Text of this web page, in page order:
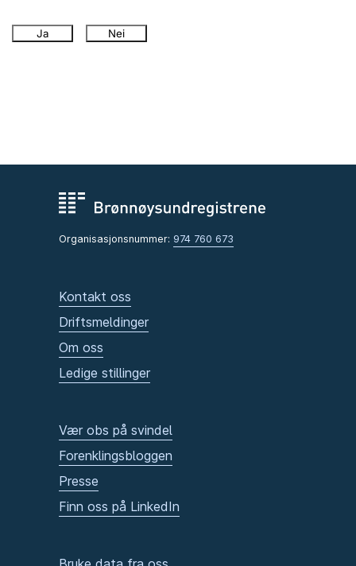
Ja Nei
Organisasjonsnummer: 974 760 673
Kontakt oss
Driftsmeldinger
Om oss
Ledige stillinger
Vær obs på svindel
Forenklingsbloggen
Presse
Finn oss på LinkedIn